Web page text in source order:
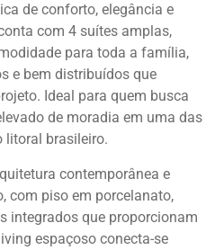
de conforto, elegância e
com 4 suítes amplas,
para toda a família,
e bem distribuídos que
Ideal para quem busca
de moradia em uma das
litoral brasileiro.
contemporânea e
com piso em porcelanato,
integrados que proporcionam
espaçoso conecta-se